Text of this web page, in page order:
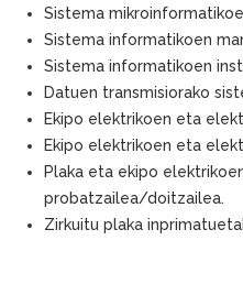
Sistema
Sistema informatikoen
Sistema informatikoen
Datuen transmisiorako
Ekipo elektrikoen eta
Ekipo elektrikoen eta
Plaka eta ekipo
probatzailea/doitzailea.
Zirkuitu plaka